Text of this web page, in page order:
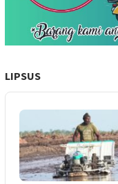
LIPSUS